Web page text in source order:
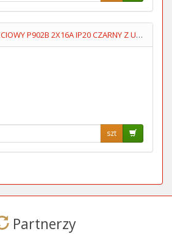
ROZDZIELACZ SIECIOWY P902B 2X16A IP20 CZARNY Z UZIOMEM
szt
Partnerzy